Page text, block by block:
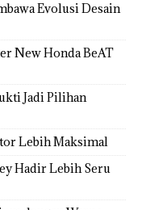
Evolusi Desain
New Honda BeAT
Jadi Pilihan
Lebih Maksimal
Hadir Lebih Seru